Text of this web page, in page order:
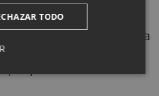
en Cartagena: "Tiene
paso al frente.
Hoy tenía
los isquios y hemos
precaución".
TODO